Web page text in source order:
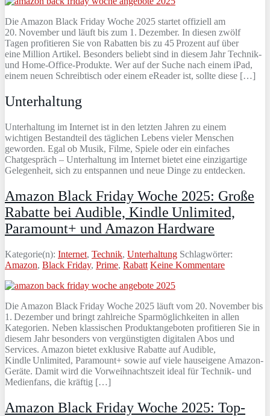
Die Amazon Black Friday Woche 2025 startet offiziell am
20. November und läuft bis zum 1. Dezember. In diesen zwölf
Tagen profitieren Sie von Rabatten bis zu 45 Prozent auf über
eine Million Artikel. Besonders beliebt sind in diesem Jahr Technik-
und Home-Office-Produkte. Wer auf der Suche nach einem iPad,
einem neuen Schreibtisch oder einem eReader ist, sollte diese […]
Unterhaltung
Unterhaltung im Internet ist in den letzten Jahren zu einem
wichtigen Bestandteil des täglichen Lebens vieler Menschen
geworden. Egal ob Musik, Filme, Spiele oder ein einfaches
Chatgespräch – Unterhaltung im Internet bietet eine einzigartige
Gelegenheit, sich zu entspannen und neue Dinge zu entdecken.
Amazon Black Friday Woche 2025: Große
Rabatte bei Audible, Kindle Unlimited,
Paramount+ und Amazon Hardware
Kategorie(n): Internet, Technik, Unterhaltung Schlagwörter:
Amazon, Black Friday, Prime, Rabatt Keine Kommentare
Die Amazon Black Friday Woche 2025 läuft vom 20. November bis
1. Dezember und bringt zahlreiche Sparmöglichkeiten in allen
Kategorien. Neben klassischen Produktangeboten profitieren Sie in
diesem Jahr besonders von vergünstigten digitalen Abos und
Services. Amazon bietet exklusive Rabatte auf Audible,
Kindle Unlimited, Paramount+ sowie auf viele hauseigene Amazon-
Geräte. Damit wird die Vorweihnachtszeit ideal für Technik- und
Medienfans, die kräftig […]
Amazon Black Friday Woche 2025: Top-